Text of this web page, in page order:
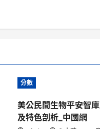
分數
美公民間生物平安智
及特色剖析_中國網